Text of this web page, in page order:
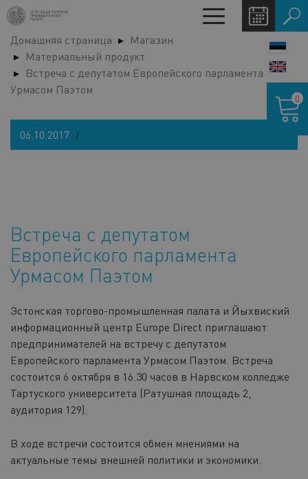
Перейти
основному
содержанию
Toggle
navigation
Домашняя страница
Магазин
Материальный продукт
Встреча с депутатом Европейского парламента
Урмасом Паэтом
06.10.2017
Встреча с депутатом
Европейского парламента
Урмасом Паэтом
Эстонская торгово-промышленная палата и Йыхвиский
информационный центр Europe Direct приглашают
предпринимателей на встречу с депутатом
Европейского парламента Урмасом Паэтом. Встреча
состоится 6 октября в 16.30 часов в Нарвском колледже
Тартуского университета (Ратушная площадь 2,
аудитория 129).
В ходе встречи состоится обмен мнениями на
актуальные темы внешней политики и экономики.
Корзина
0